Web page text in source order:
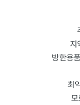
지
방한용
최